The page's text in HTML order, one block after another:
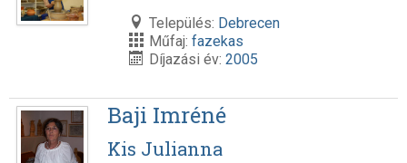
Település: Debrecen
Műfaj: fazekas
Díjazási év: 2005
Baji Imréné
Kis Julianna